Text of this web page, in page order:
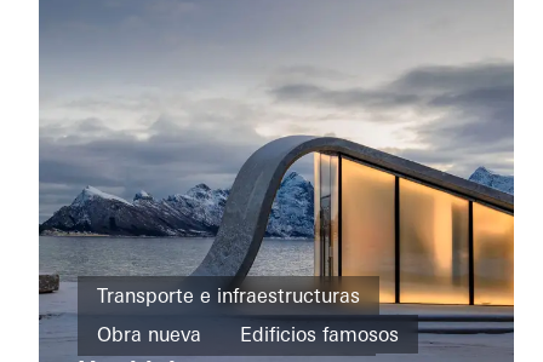
Viviendas
particulares
Obra
nueva
Private
Home
Transporte e infraestructuras
Obra nueva
Edificios famosos